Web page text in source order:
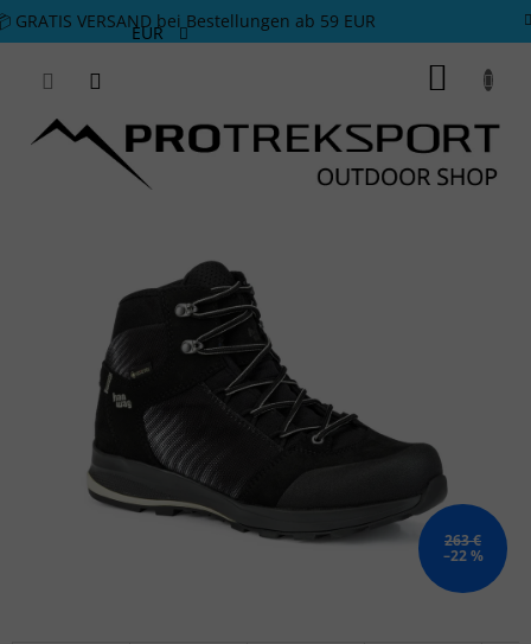
Zum Inhalt springen
GRATIS VERSAND bei Bestellungen ab 59 EUR
EUR
263 €
–22 %